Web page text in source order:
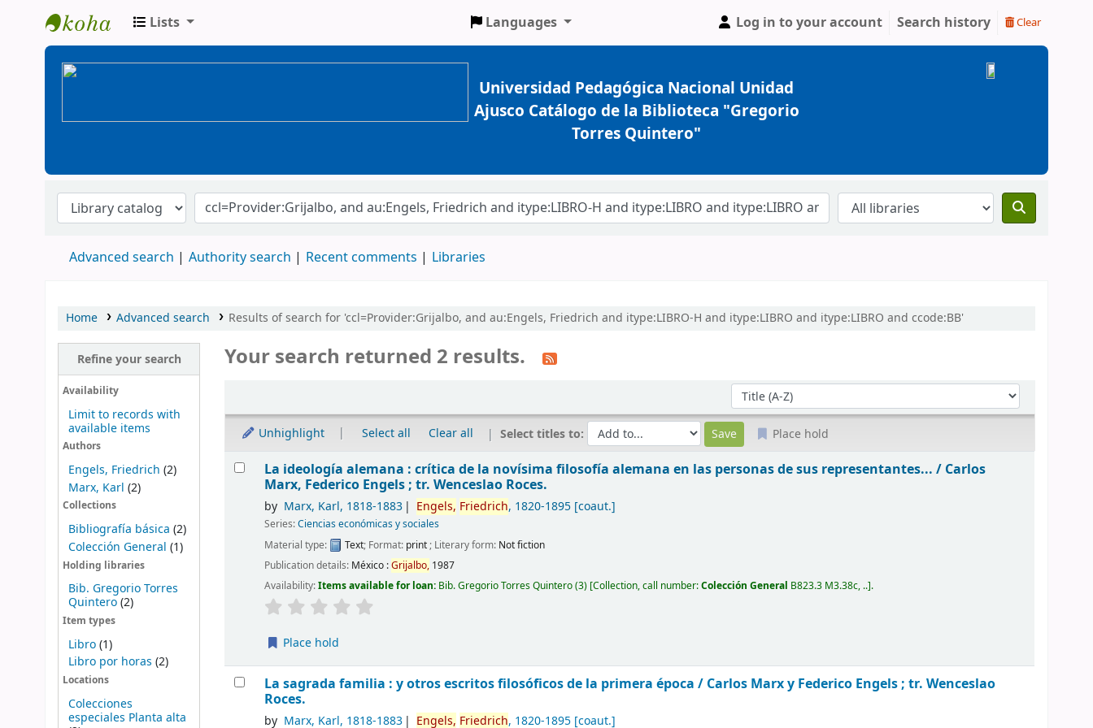
BiblioGTQ
Lists Languages Log in to your account Search history Clear
Universidad Pedagógica Nacional Unidad
Ajusco Catálogo de la Biblioteca "Gregorio
Torres Quintero"
Advanced search Authority search Recent comments Libraries
Home Advanced search Results of search for 'ccl=Provider:Grijalbo, and au:Engels, Friedrich and itype:LIBRO-H and itype:LIBRO and itype:LIBRO and ccode:BB'
Refine your search
Availability
Limit to records with
available items
Authors
Engels, Friedrich (2)
Marx, Karl (2)
Collections
Bibliografía básica (2)
Colección General (1)
Holding libraries
Bib. Gregorio Torres
Quintero(2)
Item types
Libro(1)
Libro por horas (2)
Locations
Colecciones
especiales Planta alta
Your search returned 2 results.
Sort by:
Unhighlight Select all Clear all Select titles to: Place hold
Results
La ideología alemana : crítica de la novísima filosofía alemana en las personas de sus representantes... / Carlos
Marx, Federico Engels ; tr. Wenceslao Roces.
by Marx, Karl, 1818-1883 Engels, Friedrich, 1820-1895 [coaut.]
Series:Ciencias económicas y sociales
Material type:
Text; Format: print ; Literary form: Not fiction
Publication details: México :Grijalbo, 1987
Availability:Items available for loan: Bib. Gregorio Torres Quintero(3) Collection, call number:Colección General B823.3 M3.38c, .. .
Place hold
La sagrada familia : y otros escritos filosóficos de la primera época / Carlos Marx y Federico Engels ; tr. Wenceslao
Roces.
by Marx, Karl, 1818-1883 Engels, Friedrich, 1820-1895 [coaut.]